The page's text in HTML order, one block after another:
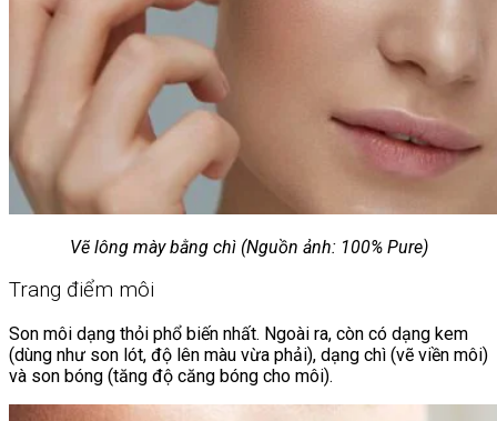
Vẽ lông mày bằng chì (Nguồn ảnh: 100% Pure)
Trang điểm môi
Son môi dạng thỏi phổ biến nhất. Ngoài ra, còn có dạng kem
(dùng như son lót, độ lên màu vừa phải), dạng chì (vẽ viền môi)
và son bóng (tăng độ căng bóng cho môi).